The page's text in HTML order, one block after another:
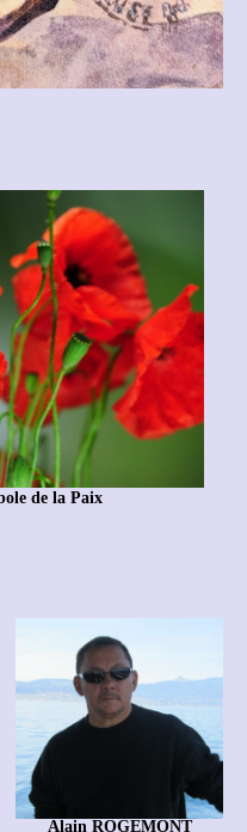
de la Paix
Alain ROGEMONT